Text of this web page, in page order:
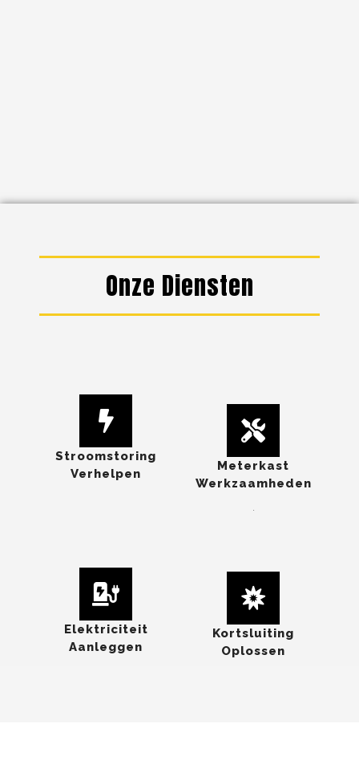
Onze Diensten
Stroomstoring
Verhelpen
Meterkast
Werkzaamheden
Elektriciteit
Aanleggen
Kortsluiting
Oplossen